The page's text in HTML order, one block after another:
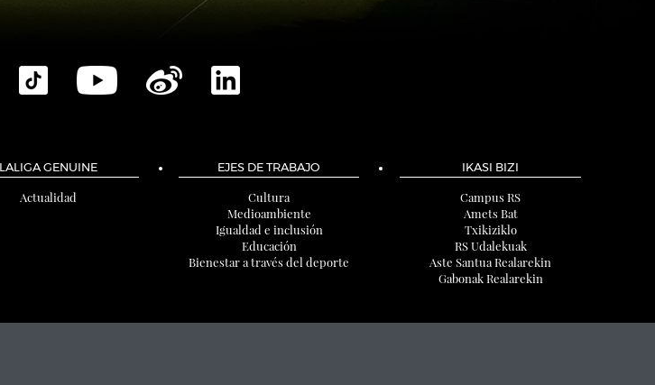
LALIGA GENUINE
Actualidad
EJES DE TRABAJO
Cultura
Medioambiente
Igualdad e inclusión
Educación
Bienestar a través del deporte
IKASI BIZI
Campus RS
Amets Bat
Txikiziklo
RS Udalekuak
Aste Santua Realarekin
Gabonak Realarekin